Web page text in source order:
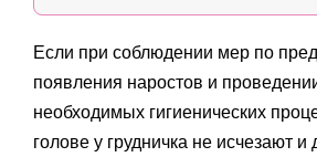
Если при соблюдении мер по
появления наростов и
необходимых гигиенических
голове у грудничка не исчезают